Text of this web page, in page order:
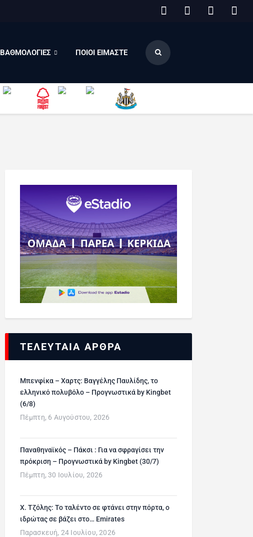
ΒΑΘΜΟΛΟΓΙΕΣ ΠΟΙΟΙ ΕΙΜΑΣΤΕ
ΤΕΛΕΥΤΑΙΑ ΑΡΘΡΑ
Μπενφίκα – Χαρτς: Βαγγέλης Παυλίδης, το
ελληνικό πολυβόλο – Προγνωστικά by Kingbet
(6/8)
Πέμπτη, 6 Αυγούστου, 2026
Παναθηναϊκός – Πάκσι : Για να σφραγίσει την
πρόκριση – Προγνωστικά by Kingbet (30/7)
Πέμπτη, 30 Ιουλίου, 2026
Χ. Τζόλης: Το ταλέντο σε φτάνει στην πόρτα, ο
ιδρώτας σε βάζει στο… Emirates
Παρασκευή, 24 Ιουλίου, 2026